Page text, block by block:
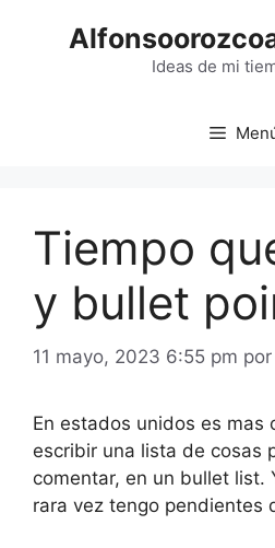
Ideas de mi
Tiempo
y bullet
11 mayo, 2023 6:55 pm por
En estados unidos es mas
escribir una lista de cosas
comentar, en un bullet list.
rara vez tengo pendientes